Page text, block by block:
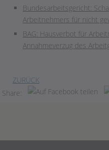
Bundesarbeitsgericht:
Arbeitnehmers für nicht
BAG: Hausverbot für
Annahmeverzug des
ZURÜCK
Share: